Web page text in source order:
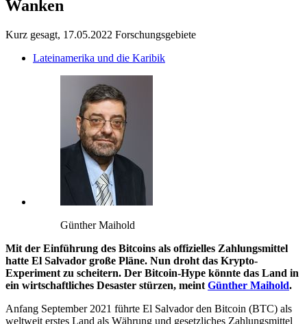
Wanken
Kurz gesagt, 17.05.2022 Forschungsgebiete
Lateinamerika und die Karibik
Günther Maihold
Mit der Einführung des Bitcoins als offizielles Zahlungsmittel
hatte El Salvador große Pläne. Nun droht das Krypto-
Experiment zu scheitern. Der Bitcoin-Hype könnte das Land in
ein wirtschaftliches Desaster stürzen, meint Günther Maihold.
Anfang September 2021 führte El Salvador den Bitcoin (BTC) als
weltweit erstes Land als Währung und gesetzliches Zahlungs­mittel